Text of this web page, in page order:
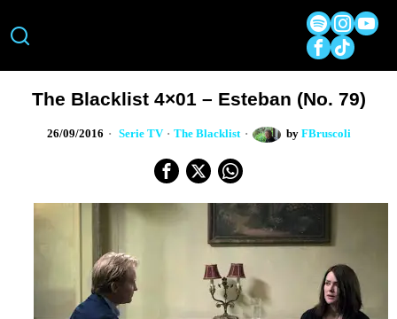
The Blacklist 4×01 – Esteban (No. 79)
26/09/2016 Serie TV · The Blacklist by FBruscoli